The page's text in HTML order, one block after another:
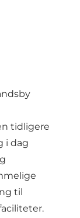
tidligere
i dag
til